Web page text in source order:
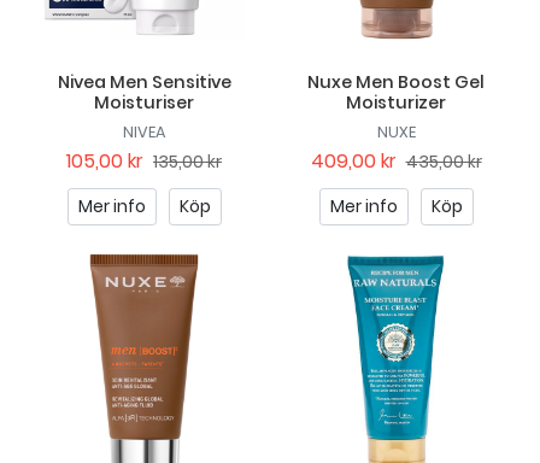
Nivea Men Sensitive
Moisturiser
NIVEA
105,00 kr 135,00 kr
Mer info
Köp
Nuxe Men Boost Gel
Moisturizer
NUXE
409,00 kr 435,00 kr
Mer info
Köp